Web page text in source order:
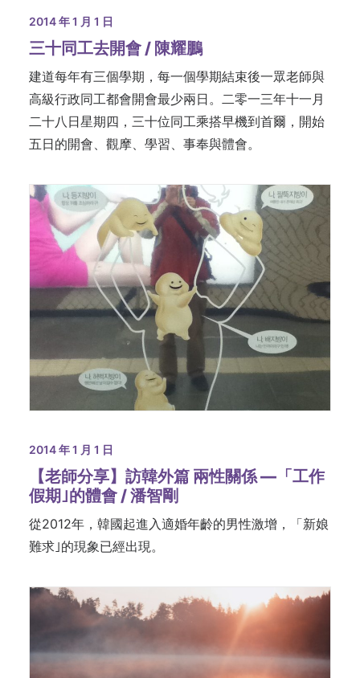
2014 年 1 月 1 日
三十同工去開會 / 陳耀鵬
建道每年有三個學期，每一個學期結束後一眾老師與
高級行政同工都會開會最少兩日。二零一三年十一月
二十八日星期四，三十位同工乘搭早機到首爾，開始
五日的開會、觀摩、學習、事奉與體會。
2014 年 1 月 1 日
【老師分享】訪韓外篇 兩性關係 —「工作
假期｣的體會 / 潘智剛
從2012年，韓國起進入適婚年齡的男性激增，「新娘
難求｣的現象已經出現。